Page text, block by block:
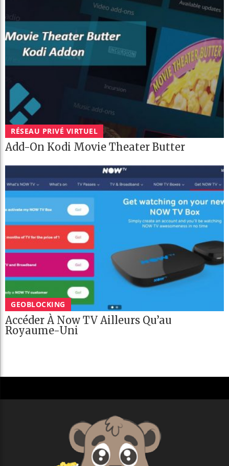
RÉSEAU PRIVÉ VIRTUEL
Add-On Kodi Movie Theater Butter
GEOBLOCKING
Accéder À Now TV Ailleurs Qu’au
Royaume-Uni